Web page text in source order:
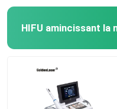
HIFU amincissant la